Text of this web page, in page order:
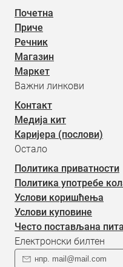
Почетна
Приче
Речник
Магазин
Маркет
Важни линкови
Контакт
Медија кит
Каријера (послови)
Остало
Политика приватности
Политика употребе
Услови коришћења
Услови куповине
Често постављана
Електронски билтен